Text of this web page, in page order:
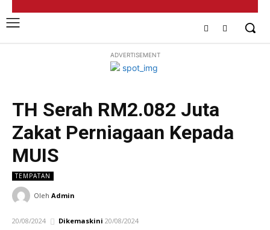
ADVERTISEMENT
TH Serah RM2.082 Juta
Zakat Perniagaan Kepada
MUIS
TEMPATAN
Oleh Admin
20/08/2024 Dikemaskini 20/08/2024